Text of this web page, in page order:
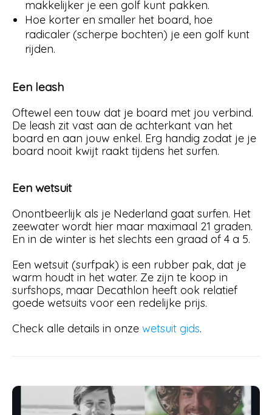
makkelijker je een golf kunt pakken.
Hoe korter en smaller het board, hoe
radicaler (scherpe bochten) je een golf kunt
rijden.
Een leash
Oftewel een touw dat je board met jou verbind.
De leash zit vast aan de achterkant van het
board en aan jouw enkel. Erg handig zodat je je
board nooit kwijt raakt tijdens het surfen.
Een wetsuit
Onontbeerlijk als je Nederland gaat surfen. Het
zeewater wordt hier maar maximaal 21 graden.
En in de winter is het slechts een graad of 4 a 5.
Een wetsuit (surfpak) is een rubber pak, dat je
warm houdt in het water. Ze zijn te koop in
surfshops, maar Decathlon heeft ook relatief
goede wetsuits voor een redelijke prijs.
Check alle details in onze wetsuit gids.